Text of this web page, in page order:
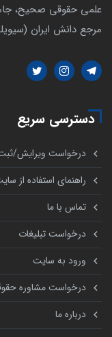
علمی حقوقی صحیح،
مرجع دانش ایران
دسترسی سریع
درخواست ویرایش/
راهنمای استفاده از
تماس با ما
درخواست تبلیغات
ورود به سایت
درخواست مشاوره
درباره ما